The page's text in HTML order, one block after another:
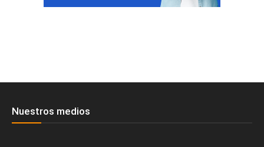
Nuestros medios